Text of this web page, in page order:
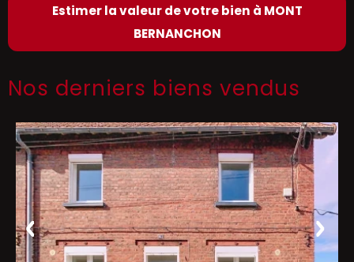
Estimer la valeur de votre bien à MONT
BERNANCHON
Nos derniers biens vendus